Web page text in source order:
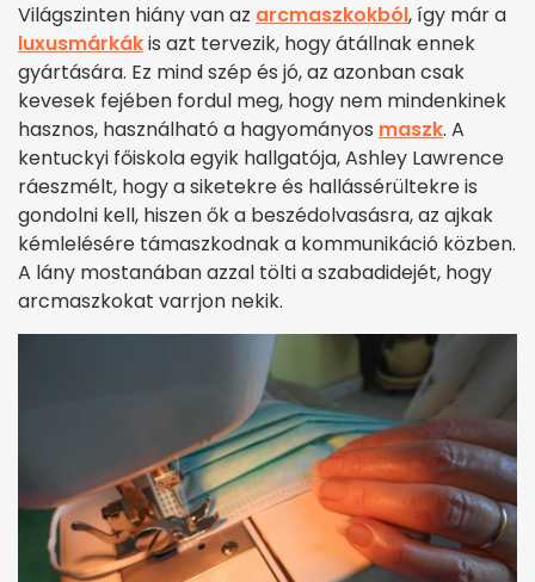
Világszinten hiány van az arcmaszkokból, így már a
luxusmárkákis azt tervezik, hogy átállnak ennek
gyártására. Ez mind szép és jó, az azonban csak
kevesek fejében fordul meg, hogy nem mindenkinek
hasznos, használható a hagyományos maszk. A
kentuckyi főiskola egyik hallgatója, Ashley Lawrence
ráeszmélt, hogy a siketekre és hallássérültekre is
gondolni kell, hiszen ők a beszédolvasásra, az ajkak
kémlelésére támaszkodnak a kommunikáció közben.
A lány mostanában azzal tölti a szabadidejét, hogy
arcmaszkokat varrjon nekik.